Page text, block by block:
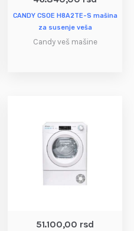
CANDY CSOE H8A2TE-S mašina
za susenje veša
Candy veš mašine
51.100,00 rsd